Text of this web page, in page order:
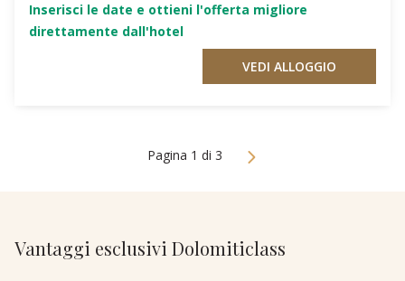
Inserisci le date e ottieni l'offerta migliore
direttamente dall'hotel
VEDI ALLOGGIO
Pagina 1 di 3
Vantaggi esclusivi Dolomiticlass